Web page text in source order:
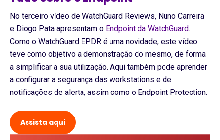
No terceiro vídeo de WatchGuard Reviews, Nuno Carreira
e Diogo Pata apresentam o Endpoint da WatchGuard.
Como o WatchGuard EPDR é uma novidade, este vídeo
teve como objetivo a demonstração do mesmo, de forma
a simplificar a sua utilização. Aqui também pode aprender
a configurar a segurança das workstations e de
notificações de alerta, assim como o Endpoint Protection.
Assista aqui